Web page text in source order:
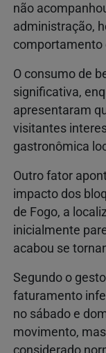
não
administração,
comportamento
O consumo de
significativa,
apresentaram
visitantes
gastronômica
Outro fator
impacto dos
de Fogo, a
inicialmente
acabou se
Segundo o
faturamento
no sábado e
movimento,
considerado